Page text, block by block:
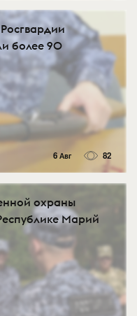
более 90
6 Авг 82
охраны
Марий